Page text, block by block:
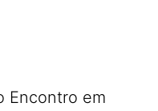
Encontro em